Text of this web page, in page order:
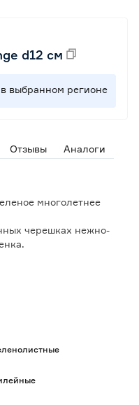
d12 см
выбранном регионе
Отзывы Аналоги
многолетнее
черешках нежно-
растение на